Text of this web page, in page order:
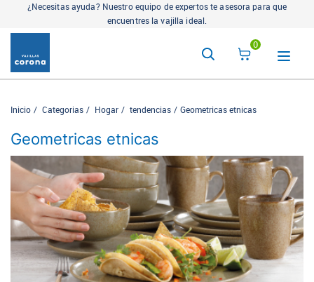
¿Necesitas ayuda? Nuestro equipo de expertos te asesora para que
encuentres la vajilla ideal.
0
Inicio Categorias Hogar tendencias Geometricas etnicas
Geometricas etnicas